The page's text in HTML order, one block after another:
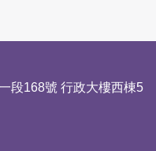
段168號 行政大樓西棟5